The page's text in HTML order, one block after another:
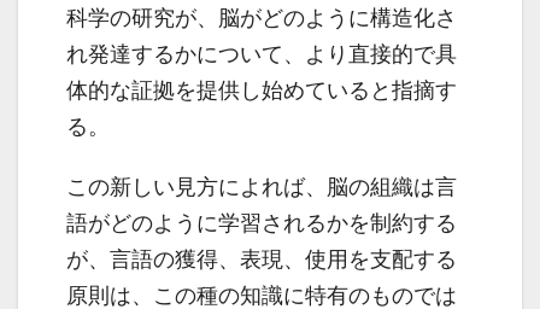
科学の研究が、脳がどのように構造化さ
れ発達するかについて、より直接的で具
体的な証拠を提供し始めていると指摘す
る。
この新しい見方によれば、脳の組織は言
語がどのように学習されるかを制約する
が、言語の獲得、表現、使用を支配する
原則は、この種の知識に特有のものでは